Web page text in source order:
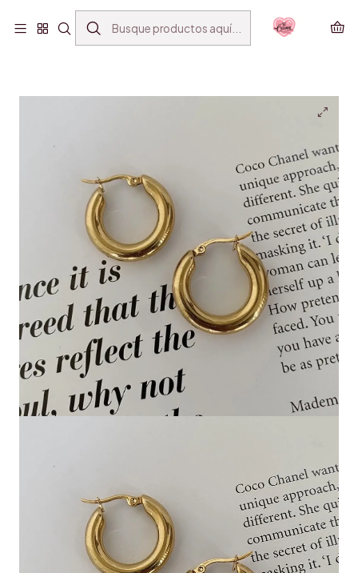
ENVÍO GRATIS SANTIAGO(*) POR COMPRAS SOBRE$39.990
Inicio ACCESORIOS AROS GOLD 29MM